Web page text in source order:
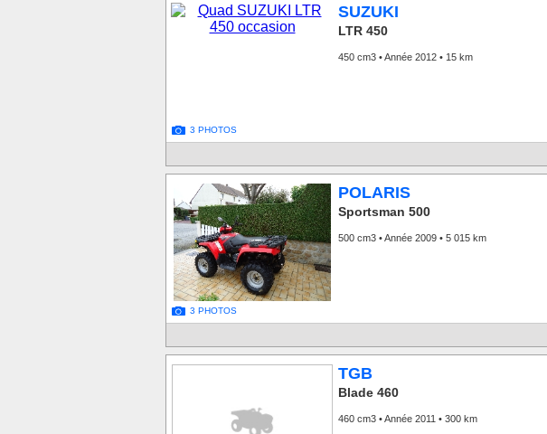
3 PHOTOS
SUZUKI
LTR 450
450 cm3 • Année 2012 • 15 km
3 PHOTOS
POLARIS
Sportsman 500
500 cm3 • Année 2009 • 5 015 km
TGB
Blade 460
460 cm3 • Année 2011 • 300 km